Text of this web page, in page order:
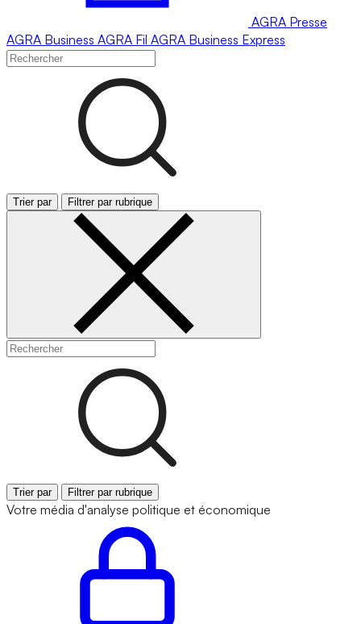
AGRA Presse
AGRA Business AGRA Fil AGRA Business Express
Trier par Filtrer par rubrique
Trier par Filtrer par rubrique
Votre média d'analyse politique et économique